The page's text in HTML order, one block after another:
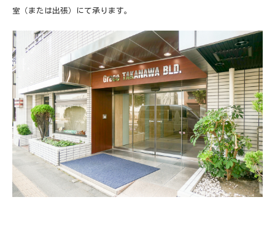
室（または出張）にて承ります。